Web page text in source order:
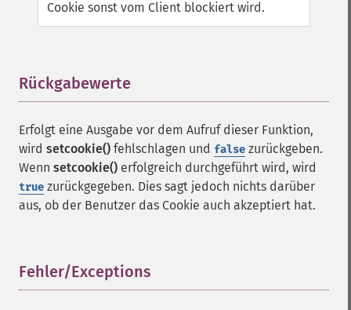
Cookie sonst vom Client blockiert wird.
Rückgabewerte
Erfolgt eine Ausgabe vor dem Aufruf dieser Funktion,
wird setcookie() fehlschlagen und false zurückgeben.
Wenn setcookie() erfolgreich durchgeführt wird, wird
true zurückgegeben. Dies sagt jedoch nichts darüber
aus, ob der Benutzer das Cookie auch akzeptiert hat.
Fehler/Exceptions